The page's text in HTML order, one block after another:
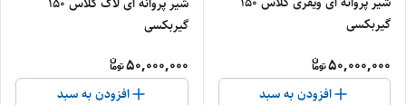
گیربکسی
50,000,000
افزودن به سبد
گیربکسی
50,000,000
افزودن به سبد